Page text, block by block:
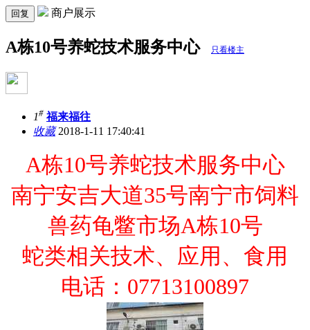
回复 商户展示
A栋10号养蛇技术服务中心 只看楼主
1# 福来福往
收藏2018-1-11 17:40:41
A栋10号养蛇技术服务中心
南宁安吉大道35号南宁市饲料
兽药龟鳖市场A栋10号
蛇类相关技术、应用、食用
电话：07713100897